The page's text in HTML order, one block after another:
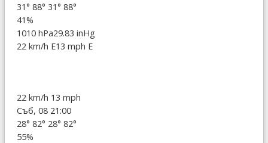
31° 88° 31° 88°
41%
1010 hPa29.83 inHg
22 km/h E13 mph E
22 km/h 13 mph
Съб, 08 21:00
28° 82° 28° 82°
55%